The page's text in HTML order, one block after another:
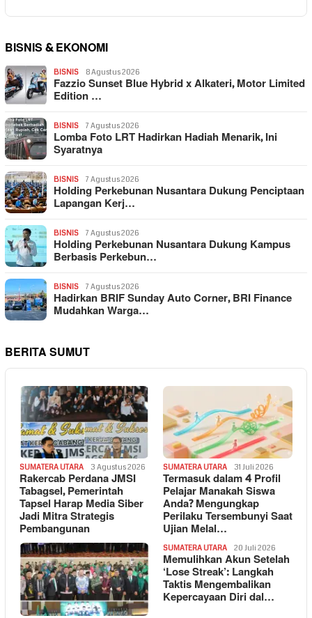
BISNIS & EKONOMI
BISNIS 8 Agustus 2026
Fazzio Sunset Blue Hybrid x Alkateri, Motor Limited
Edition …
BISNIS 7 Agustus 2026
Lomba Foto LRT Hadirkan Hadiah Menarik, Ini
Syaratnya
BISNIS 7 Agustus 2026
Holding Perkebunan Nusantara Dukung Penciptaan
Lapangan Kerj…
BISNIS 7 Agustus 2026
Holding Perkebunan Nusantara Dukung Kampus
Berbasis Perkebun…
BISNIS 7 Agustus 2026
Hadirkan BRIF Sunday Auto Corner, BRI Finance
Mudahkan Warga…
BERITA SUMUT
SUMATERA UTARA 3 Agustus 2026
Rakercab Perdana JMSI
Tabagsel, Pemerintah
Tapsel Harap Media Siber
Jadi Mitra Strategis
Pembangunan
SUMATERA UTARA 31 Juli 2026
Termasuk dalam 4 Profil
Pelajar Manakah Siswa
Anda? Mengungkap
Perilaku Tersembunyi Saat
Ujian Melal…
SUMATERA UTARA 20 Juli 2026
Memulihkan Akun Setelah
‘Lose Streak’: Langkah
Taktis Mengembalikan
Kepercayaan Diri dal…